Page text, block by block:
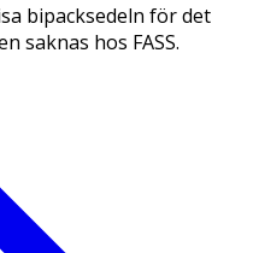
bipacksedeln för det
saknas hos FASS.